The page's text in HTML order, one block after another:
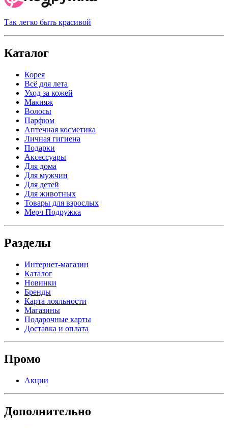
Так легко быть красивой
Каталог
Корея
Всё для лета
Уход за кожей
Макияж
Волосы
Парфюм
Аптечная косметика
Личная гигиена
Подарки
Аксессуары
Для дома
Для мужчин
Для детей
Для животных
Товары для взрослых
Мерч Подружка
Разделы
Интернет-магазин
Каталог
Новинки
Бренды
Карта лояльности
Магазины
Подарочные карты
Доставка и оплата
Промо
Акции
Дополнительно